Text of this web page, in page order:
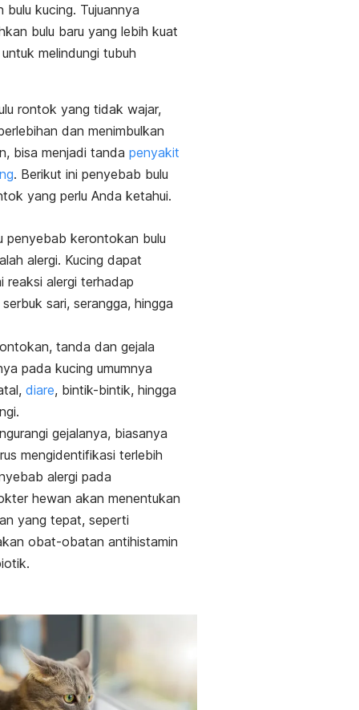
bulu kucing. Tujuannya
bulu baru yang lebih kuat
melindungi tubuh
rontok yang tidak wajar,
dan menimbulkan
bisa menjadi tanda penyakit
. Berikut ini penyebab bulu
yang perlu Anda ketahui.
penyebab kerontokan bulu
alergi. Kucing dapat
reaksi alergi terhadap
sari, serangga, hingga
tanda dan gejala
pada kucing umumnya
diare, bintik-bintik, hingga
gejalanya, biasanya
mengidentifikasi terlebih
alergi pada
hewan akan menentukan
yang tepat, seperti
obat-obatan antihistamin